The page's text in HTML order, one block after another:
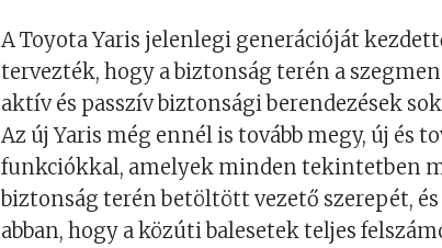
A Toyota Yaris jelenlegi generációját
tervezték, hogy a biztonság terén a
aktív és passzív biztonsági berendezések
Az új Yaris még ennél is tovább megy, új és
funkciókkal, amelyek minden tekintetben
biztonság terén betöltött vezető szerepét,
abban, hogy a közúti balesetek teljes